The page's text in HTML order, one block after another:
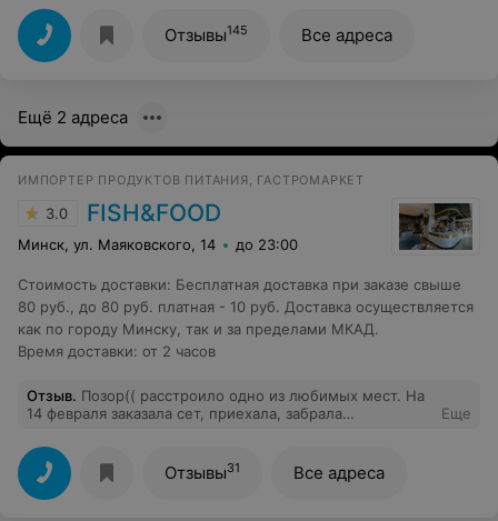
дав ребенку, была очень огарчена. Они все настолько
чёрствые и не удивлюсь, если с истекшим сроком
годности. Ну как так. Стоят они не дёшево. И вообще
очень стало часто попадаться продукция
руководители закрывают на это глаза. И грош цена
Отзывы145 Все адреса
Ещё 2 адреса
ИМПОРТЕР ПРОДУКТОВ ПИТАНИЯ, ГАСТРОМАРКЕТ
3.0 FISH&FOOD
Минск, ул. Маяковского, 14 до 23:00
Стоимость доставки: Бесплатная доставка при заказе свыше
80 руб., до 80 руб. платная - 10 руб. Доставка осуществляется
как по городу Минску, так и за пределами МКАД.
Время доставки: от 2 часов
Отзыв. Позор(( расстроило одно из любимых мест. На
14 февраля заказала сет, приехала, забрала
роллы либо вчерашние, либо где-то хранились долго.
Рис дубовый, вкус не тот… Наверное ребята погнались
за выгодой в праздник. Как плевок в душу. Я
специально к ним ехала за ВКУСНЫМ сетом! Вывод:
Еще
Отзывы31 Все адреса